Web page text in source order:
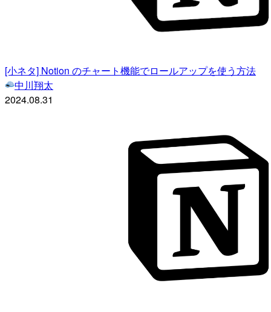
[小ネタ] Notion のチャート機能でロールアップを使う方法
中川翔太
2024.08.31